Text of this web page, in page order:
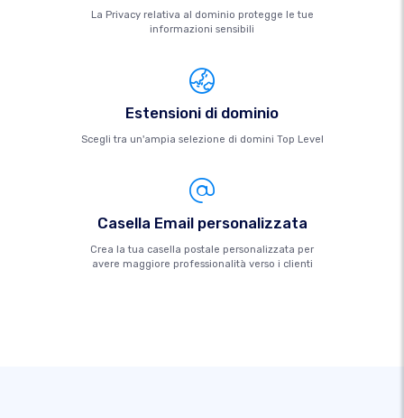
La Privacy relativa al dominio protegge le tue
informazioni sensibili
Estensioni di dominio
Scegli tra un'ampia selezione di domini Top Level
Casella Email personalizzata
Crea la tua casella postale personalizzata per
avere maggiore professionalità verso i clienti